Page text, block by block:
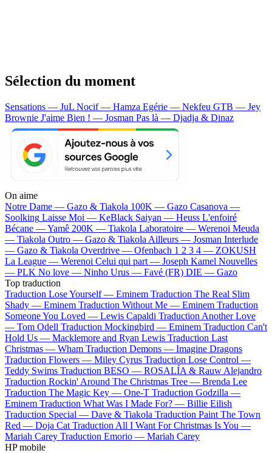
Sélection du moment
Sensations — JuL Nocif — Hamza Egérie — Nekfeu GTB — Jey
Brownie J'aime Bien ! — Josman Pas là — Djadja & Dinaz
On aime
Notre Dame — Gazo & Tiakola 100K — Gazo Casanova —
Soolking Laisse Moi — KeBlack Saiyan — Heuss L'enfoiré
Bécane —Yamê 200K — Tiakola Laboratoire — Werenoi Meuda
— Tiakola Outro — Gazo & Tiakola Ailleurs — Josman Interlude
— Gazo & Tiakola Overdrive — Ofenbach 1 2 3 4 — ZOKUSH
La League — Werenoi Celui qui part — Joseph Kamel Nouvelles
— PLK No love — Ninho Urus — Favé (FR) DIE — Gazo
Top traduction
Traduction Lose Yourself — Eminem Traduction The Real Slim
Shady — Eminem Traduction Without Me — Eminem Traduction
Someone You Loved — Lewis Capaldi Traduction Another Love
— Tom Odell Traduction Mockingbird — Eminem Traduction Can't
Hold Us — Macklemore and Ryan Lewis Traduction Last
Christmas — Wham Traduction Demons — Imagine Dragons
Traduction Flowers — Miley Cyrus Traduction Lose Control —
Teddy Swims Traduction BESO — ROSALÍA & Rauw Alejandro
Traduction Rockin' Around The Christmas Tree — Brenda Lee
Traduction The Magic Key — One-T Traduction Godzilla —
Eminem Traduction What Was I Made For? — Billie Eilish
Traduction Special — Dave & Tiakola Traduction Paint The Town
Red — Doja Cat Traduction All I Want For Christmas Is You —
Mariah Carey Traduction Emorio — Mariah Carey
HP mobile